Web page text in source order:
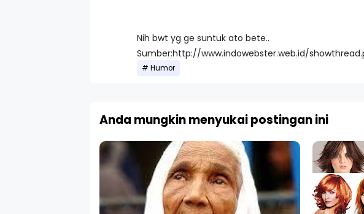
Nih bwt yg ge suntuk ato bete..
Sumber:http://www.indowebster.web.id/
Humor
Anda mungkin menyukai postingan ini